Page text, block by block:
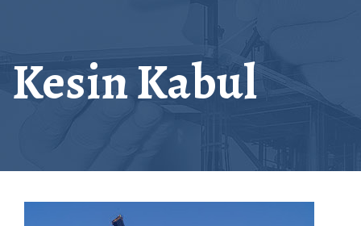
Kesin Kabul